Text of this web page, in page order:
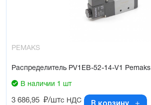
PEMAKS
Распределитель PV1EB-52-14-V1 Pemaks
В наличии 1 шт
3 686,95 ₽/штс НДС